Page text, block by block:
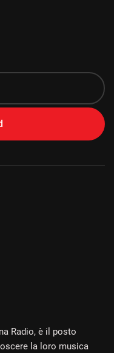
Radio, è il posto
la loro musica